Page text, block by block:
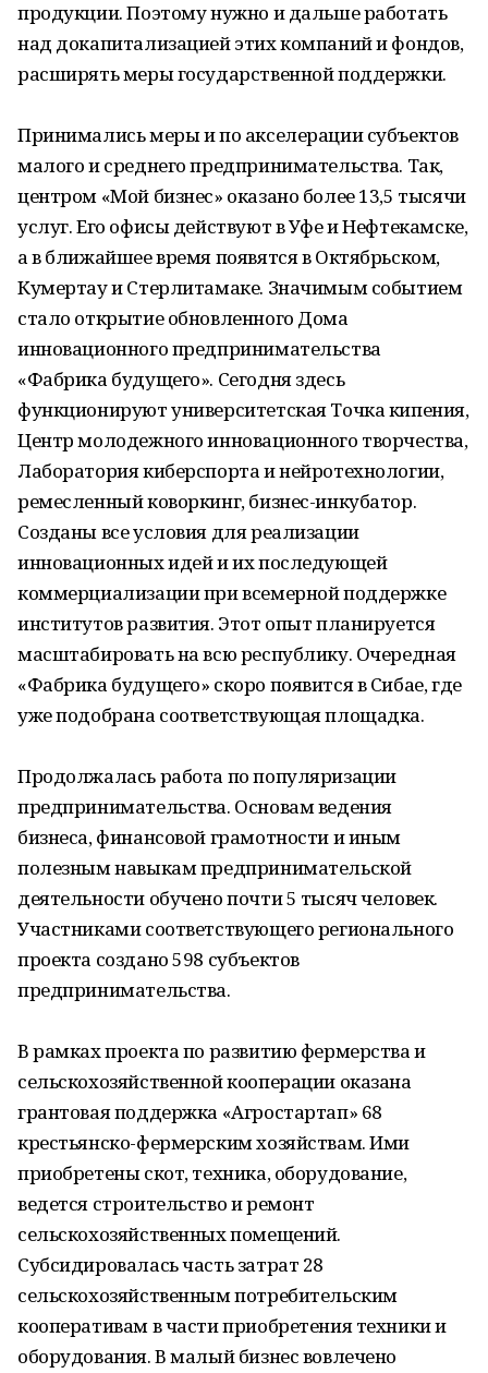
продукции. Поэтому нужно и дальше работать
над докапитализацией этих компаний и фондов,
расширять меры государственной поддержки.
Принимались меры и по акселерации субъектов
малого и среднего предпринимательства. Так,
центром «Мой бизнес» оказано более 13,5 тысячи
услуг. Его офисы действуют в Уфе и Нефтекамске,
а в ближайшее время появятся в Октябрьском,
Кумертау и Стерлитамаке. Значимым событием
стало открытие обновленного Дома
инновационного предпринимательства
«Фабрика будущего». Сегодня здесь
функционируют университетская Точка кипения,
Центр молодежного инновационного творчества,
Лаборатория киберспорта и нейротехнологии,
ремесленный коворкинг, бизнес-инкубатор.
Созданы все условия для реализации
инновационных идей и их последующей
коммерциализации при всемерной поддержке
институтов развития. Этот опыт планируется
масштабировать на всю республику. Очередная
«Фабрика будущего» скоро появится в Сибае, где
уже подобрана соответствующая площадка.
Продолжалась работа по популяризации
предпринимательства. Основам ведения
бизнеса, финансовой грамотности и иным
полезным навыкам предпринимательской
деятельности обучено почти 5 тысяч человек.
Участниками соответствующего регионального
проекта создано 598 субъектов
предпринимательства.
В рамках проекта по развитию фермерства и
сельскохозяйственной кооперации оказана
грантовая поддержка «Агростартап» 68
крестьянско-фермерским хозяйствам. Ими
приобретены скот, техника, оборудование,
ведется строительство и ремонт
сельскохозяйственных помещений.
Субсидировалась часть затрат 28
сельскохозяйственным потребительским
кооперативам в части приобретения техники и
оборудования. В малый бизнес вовлечено